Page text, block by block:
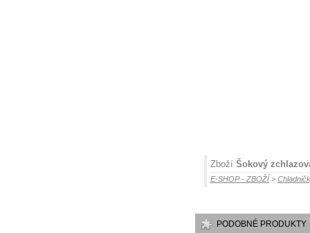
Zboží Šokový
E-SHOP - ZBOŽÍ >
PODOBNÉ PRODUKTY